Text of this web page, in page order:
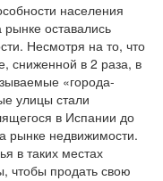
населения
оставались
Несмотря на то, что
сниженной в 2 раза, в
«города-
улицы стали
в Испании до
рынке недвижимости.
в таких местах
чтобы продать свою